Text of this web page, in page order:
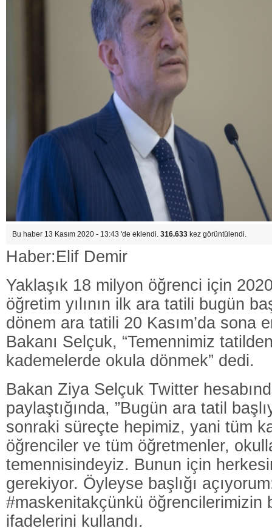
Bu haber 13 Kasım 2020 - 13:43 'de eklendi. 316.633 kez görüntülendi.
Haber:Elif Demir
Yaklaşık 18 milyon öğrenci için
öğretim yılının ilk ara tatili bugün
dönem ara tatili 20 Kasım’da sona
Bakanı Selçuk, “Temennimiz
kademelerde okula dönmek” dedi.
Bakan Ziya Selçuk Twitter
paylaştığında, ”Bugün ara tatil
sonraki süreçte hepimiz, yani tüm
öğrenciler ve tüm öğretmenler,
temennisindeyiz. Bunun için
gerekiyor. Öyleyse başlığı
#maskenitakçünkü öğrencilerimizin
ifadelerini kullandı.